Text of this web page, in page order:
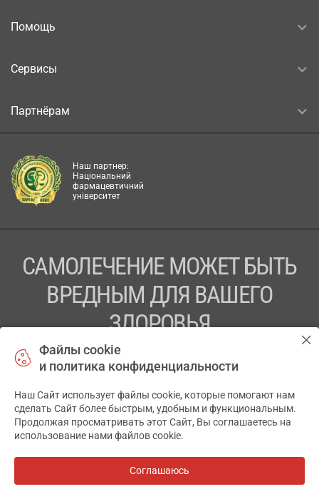
Помощь
Сервисы
Партнёрам
Наш партнер:
Національний
фармацевтичний
університет
САМОЛЕЧЕНИЕ МОЖЕТ БЫТЬ
ВРЕДНЫМ ДЛЯ ВАШЕГО
ЗДОРОВЬЯ
ПЕРЕД ПРИМЕНЕНИЕМ ПРЕПАРАТА
ПРОКОНСУЛЬТИРУЙТЕСЬ С ВРАЧОМ
ТОВ «АПТЕКА 911.ЮА» Код ЄДРПОУ 43631965.
Отказ от ответственности
АПТЕКА911.ЮА
Файлы cookie
и политика конфиденциальности
Наш Сайт использует файлы cookie, которые помогают нам
сделать Сайт более быстрым, удобным и функциональным.
Продолжая просматривать этот Сайт, Вы соглашаетесь на
использование нами файлов cookie.
Соглашаюсь
✕